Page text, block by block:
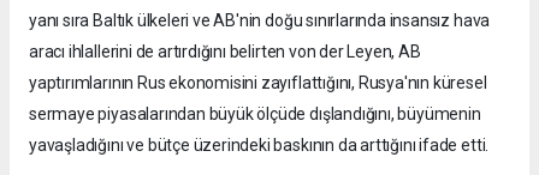
yanı sıra Baltık ülkeleri ve AB'nin doğu sınırlarında insansız hava
aracı ihlallerini de artırdığını belirten von der Leyen, AB
yaptırımlarının Rus ekonomisini zayıflattığını, Rusya'nın küresel
sermaye piyasalarından büyük ölçüde dışlandığını, büyümenin
yavaşladığını ve bütçe üzerindeki baskının da arttığını ifade etti.